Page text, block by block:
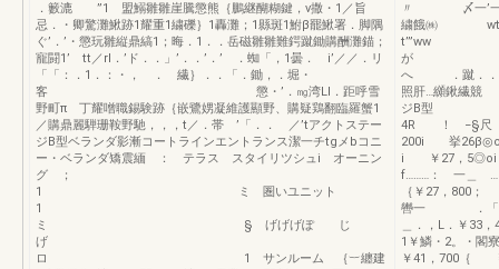
．籔漉 ”1 盟鰯雛雛崖騰懲熊｛鵬継醐糊鍵，v撒・1／旨
忌．・卿驚灘鰍跡1耀重1繍礫｝1轟灘；1縣斑1鮒β罷鰍署．脚隅
ぐ’．’・懲玩雛縦鼎縞1；晦．1．．岳磁雛雛難鍔蹴鋤購酬灘錨；
寵闘1’ tt／rl．’ド．．」’．．’．’ ．蜘「，1曇． i’／／．リ
「「：．1．：・， ． 繊｝．．「．鋤，．堀・
客 懲・’．㎎湾LI．距呼雪
野町π 丁耀噌職錫験跡｛嵌鷺娚凝維護顯野、購疑鶏翻臨羅蟹1
／購鼎麗騨珊鞍野馳，，，t／．帯 ’「．． ／’tアクトステー
ジB型ベランダ影漸コートラインエントランス潔一チtgメbコニ
ー・ベランダ矯震緬 ： テラス スタイリツシュi オーニン
グ ；
1 ミ 圏いユニット
1
ミ § げげげぽ じ
げ
ロ 1 サンルーム ｛︸纏建
〃 〆一’一沸
繍餓㈱
が
へ ．蹴．．．
照肝…纐鍬繊
ジB型 薯
4R ！ −§尺「
200i 挙
i ￥27，
f………：
｛￥27，800
轡一 ．「．「
＿．，L．￥
1￥鱗・2。
￥41，700｛